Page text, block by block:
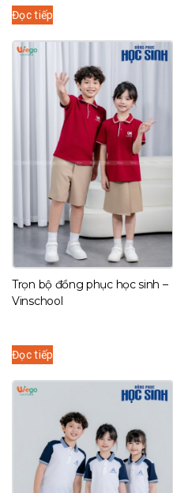
Đọc tiếp
Trọn bộ đồng phục học sinh –
Vinschool
Đọc tiếp